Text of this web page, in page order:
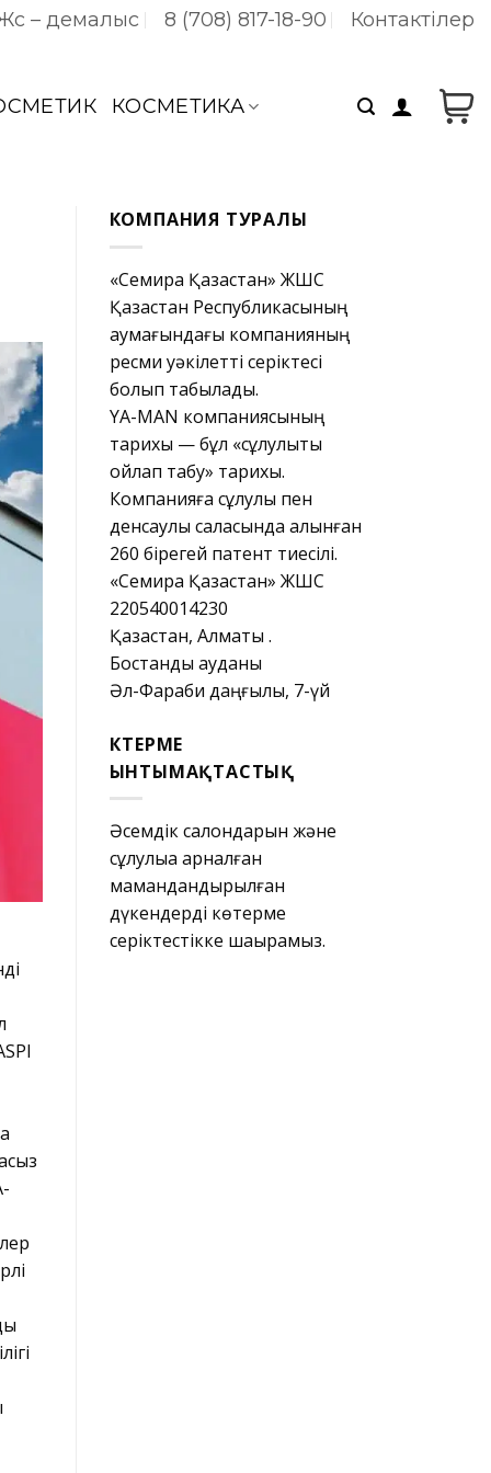
– демалыс 8 (708) 817-18-90 Контактілер
КОСМЕТИКА
КОМПАНИЯ ТУРАЛЫ
«Семира Қазақстан» ЖШС
Қазақстан Республикасының
аумағындағы компанияның
ресми уәкілетті серіктесі
болып табылады.
YA-MAN компаниясының
тарихы — бұл «сұлулықты
ойлап табу» тарихы.
Компанияға сұлулық пен
денсаулық саласында алынған
260 бірегей патент тиесілі.
«Семира Қазақстан» ЖШС
220540014230
Қазақстан, Алматы қ.
Бостандық ауданы
Әл-Фараби даңғылы, 7-үй
КӨТЕРМЕ
ЫНТЫМАҚТАСТЫҚ
Әсемдік салондарын және
сұлулыққа арналған
мамандандырылған
дүкендерді көтерме
серіктестікке шақырамыз.